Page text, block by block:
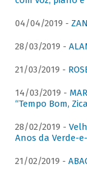
04/04/2019 -
28/03/2019 -
21/03/2019 -
14/03/2019 -
“Tempo Bom,
28/02/2019 -
Anos da Verde-
21/02/2019 -